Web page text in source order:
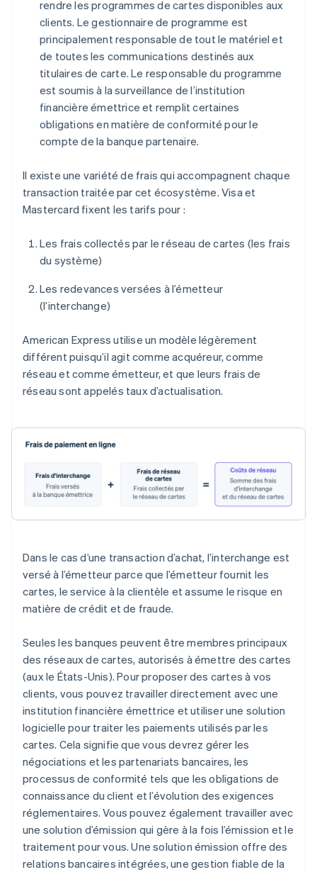
rendre les programmes de cartes disponibles aux
clients. Le gestionnaire de programme est
principalement responsable de tout le matériel et
de toutes les communications destinés aux
titulaires de carte. Le responsable du programme
est soumis à la surveillance de l’institution
financière émettrice et remplit certaines
obligations en matière de conformité pour le
compte de la banque partenaire.
Il existe une variété de frais qui accompagnent chaque
transaction traitée par cet écosystème. Visa et
Mastercard fixent les tarifs pour :
Les frais collectés par le réseau de cartes (les frais
du système)
Les redevances versées à l’émetteur
(l’interchange)
American Express utilise un modèle légèrement
différent puisqu’il agit comme acquéreur, comme
réseau et comme émetteur, et que leurs frais de
réseau sont appelés taux d’actualisation.
Dans le cas d’une transaction d’achat, l’interchange est
versé à l’émetteur parce que l’émetteur fournit les
cartes, le service à la clientèle et assume le risque en
matière de crédit et de fraude.
Seules les banques peuvent être membres principaux
des réseaux de cartes, autorisés à émettre des cartes
(aux le États-Unis). Pour proposer des cartes à vos
clients, vous pouvez travailler directement avec une
institution financière émettrice et utiliser une solution
logicielle pour traiter les paiements utilisés par les
cartes. Cela signifie que vous devrez gérer les
négociations et les partenariats bancaires, les
processus de conformité tels que les obligations de
connaissance du client et l’évolution des exigences
réglementaires. Vous pouvez également travailler avec
une solution d’émission qui gère à la fois l’émission et le
traitement pour vous. Une solution émission offre des
relations bancaires intégrées, une gestion fiable de la